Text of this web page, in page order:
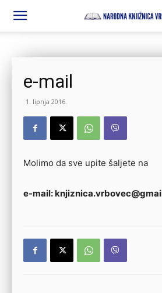
e-mail
1. lipnja 2016.
Molimo da sve upite šaljete na
e-mail: